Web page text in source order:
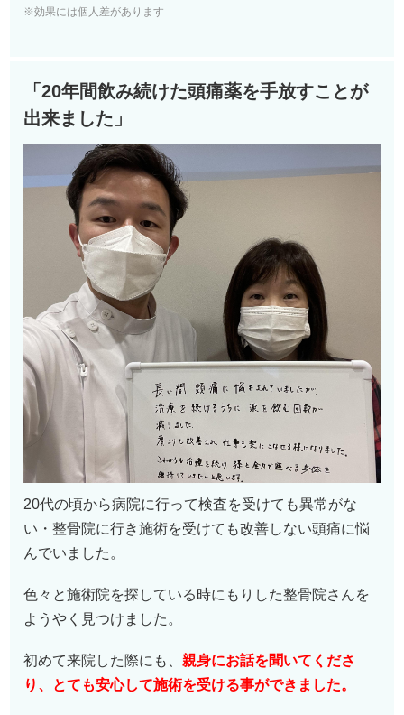
※効果には個人差があります
「20年間飲み続けた頭痛薬を手放すことが
出来ました」
20代の頃から病院に行って検査を受けても異常がな
い・整骨院に行き施術を受けても改善しない頭痛に悩
んでいました。
色々と施術院を探している時にもりした整骨院さんを
ようやく見つけました。
初めて来院した際にも、 親身にお話を聞いてくださ
り、とても安心して施術を受ける事ができました。